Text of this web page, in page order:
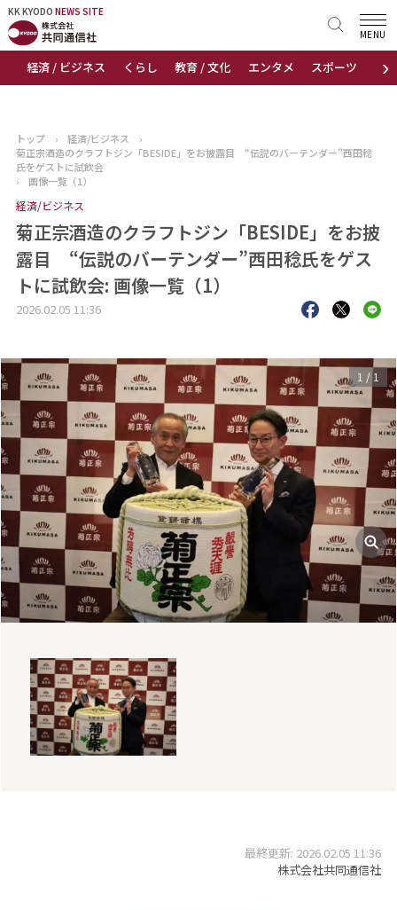
KK KYODO NEWS SITE
›
経済 / ビジネス くらし 教育 / 文化 エンタメ スポーツ 地域
MENU
KK KYODONEWS SITE
トップページ
ニュース
おすすめコンテンツ
出版物
会社概要
トップ › 経済/ビジネス
›
菊正宗酒造のクラフトジン「BESIDE」をお披露目 “伝説のバーテンダー”西田稔
氏をゲストに試飲会
›
画像一覧（1）
経済/ビジネス
菊正宗酒造のクラフトジン「BESIDE」をお披
露目 “伝説のバーテンダー”西田稔氏をゲス
トに試飲会: 画像一覧（1）
2026.02.05 11:36
1 / 1
最終更新: 2026.02.05 11:36
株式会社共同通信社